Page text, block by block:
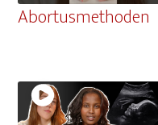
Abortusmethoden